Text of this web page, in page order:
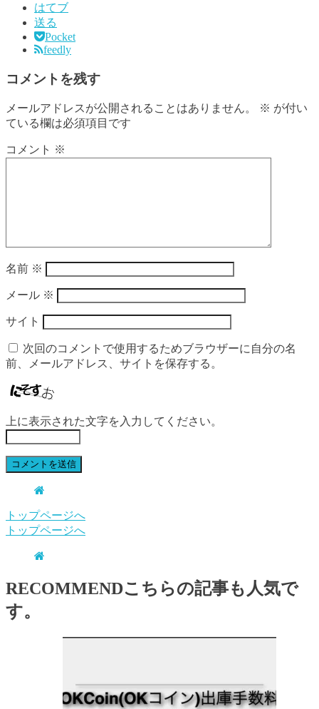
はてブ
送る
Pocket
feedly
コメントを残す
メールアドレスが公開されることはありません。 ※ が付い
ている欄は必須項目です
コメント ※
名前 ※
メール ※
サイト
次回のコメントで使用するためブラウザーに自分の名
前、メールアドレス、サイトを保存する。
上に表示された文字を入力してください。
トップページへ
トップページへ
RECOMMENDこちらの記事も人気で
す。